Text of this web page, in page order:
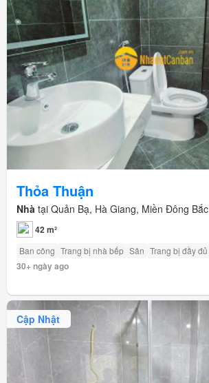
Thỏa Thuận
Nhà tại Quản Bạ, Hà Giang, Miền Đông Bắc
42 m²
Ban công Trang bị nhà bếp Sân Trang bị đầy đủ
30+ ngày ago
Cập Nhật